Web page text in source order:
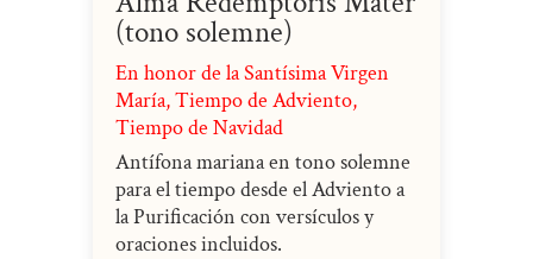
(tono solemne)
En honor de la Santísima Virgen
María,Tiempo de Adviento,
Tiempo de Navidad
Antífona mariana en tono solemne
para el tiempo desde el Adviento a
la Purificación con versículos y
oraciones incluidos.